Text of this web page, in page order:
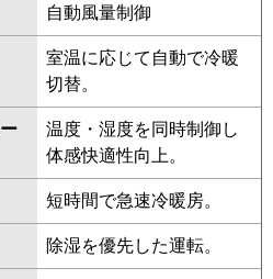
ACEA06387JX
ACSA06387JX
ERMP63SKL5
PCZ-ERMP63SKL4
ERMP63SK4 PCZ-
PCZ-ERMP63SK3
ERMP63SK2
PCZ-
PCZ-ERMP63SKLZ
ERMP63SKY PCZ-
PCZ-ERMP63SKV
自動風量制御
室温に応じて自動で冷暖
切替。
温度・湿度を同時制御し
体感快適性向上。
短時間で急速冷暖房。
除湿を優先した運転。